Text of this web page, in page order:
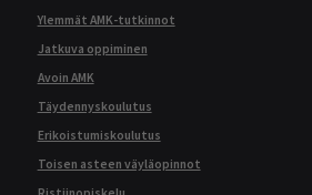
Ylemmät AMK-tutkinnot
Jatkuva oppiminen
Avoin AMK
Täydennyskoulutus
Erikoistumiskoulutus
Toisen asteen väyläopinnot